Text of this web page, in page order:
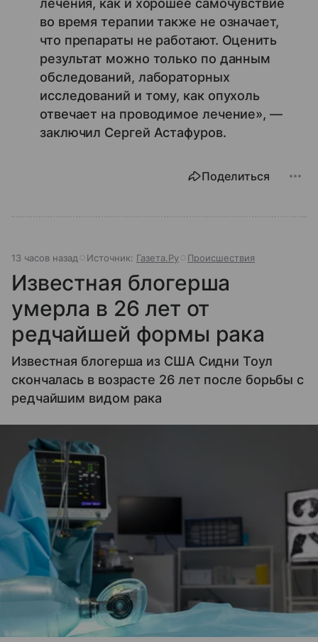
лечения, как и хорошее самочувствие
во время терапии также не означает,
что препараты не работают. Оценить
результат можно только по данным
обследований, лабораторных
исследований и тому, как опухоль
отвечает на проводимое лечение», —
заключил Сергей Астафуров.
Поделиться
13 часов назад Источник: Газета.Ру Происшествия
Известная блогерша
умерла в 26 лет от
редчайшей формы рака
Известная блогерша из США Сидни Тоул
скончалась в возрасте 26 лет после борьбы с
редчайшим видом рака